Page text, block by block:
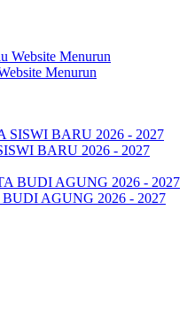
Menurun
BARU 2026 - 2027
AGUNG 2026 - 2027